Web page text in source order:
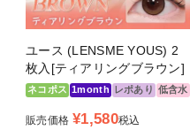
ユース (LENSME YOUS) 2
枚入[ティアリングブラウン]
ネコポス 1month レポあり 低含水
販売価格 ¥1,580税込